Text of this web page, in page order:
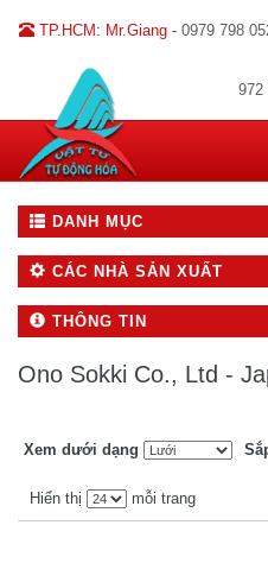
TP.HCM: Mr.Giang - 0979 798
972
DANH MỤC
CÁC NHÀ SẢN XUẤT
THÔNG TIN
Ono Sokki Co., Ltd -
Xem dưới dạng
Hiển thị mỗi trang